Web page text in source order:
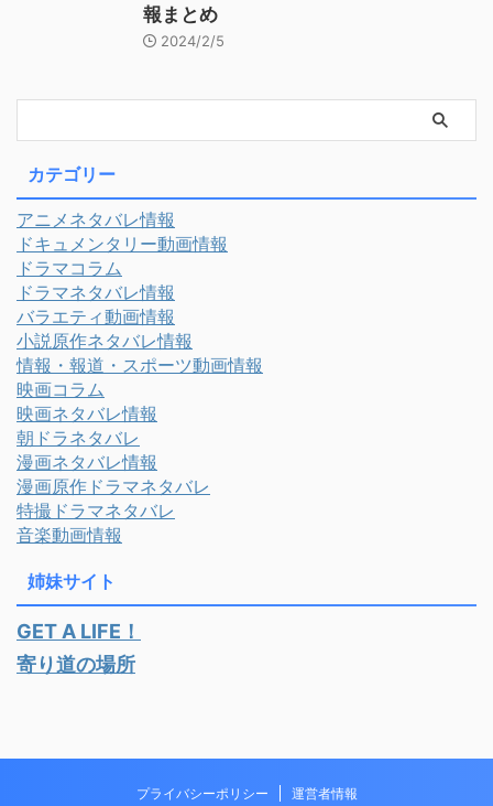
報まとめ
2024/2/5
カテゴリー
アニメネタバレ情報
ドキュメンタリー動画情報
ドラマコラム
ドラマネタバレ情報
バラエティ動画情報
小説原作ネタバレ情報
情報・報道・スポーツ動画情報
映画コラム
映画ネタバレ情報
朝ドラネタバレ
漫画ネタバレ情報
漫画原作ドラマネタバレ
特撮ドラマネタバレ
音楽動画情報
姉妹サイト
GET A LIFE！
寄り道の場所
プライバシーポリシー 運営者情報